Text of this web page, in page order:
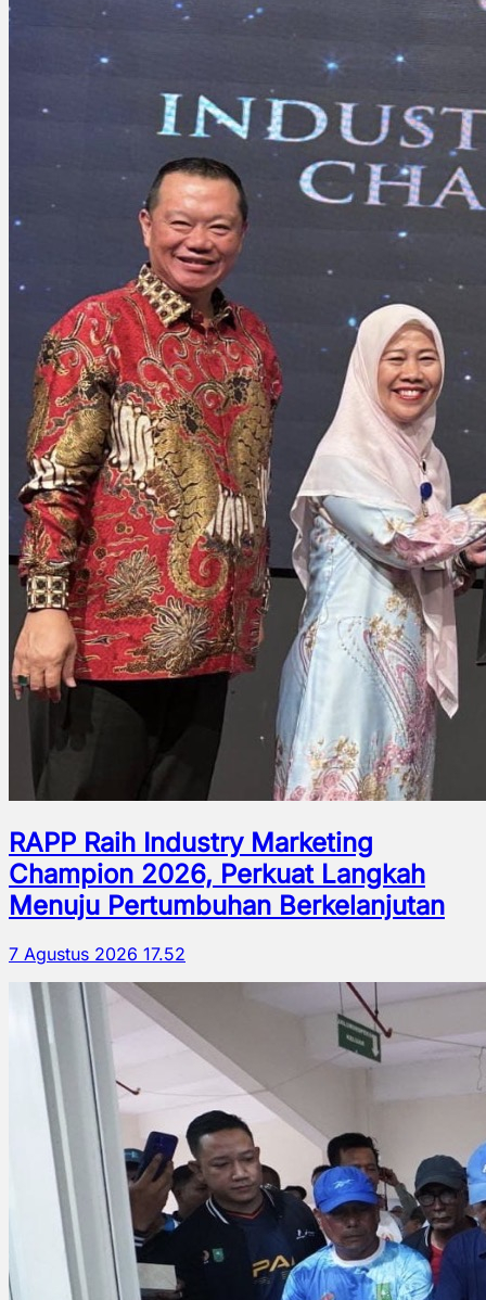
RAPP Raih Industry Marketing
Champion 2026, Perkuat Langkah
Menuju Pertumbuhan Berkelanjutan
7 Agustus 2026 17.52